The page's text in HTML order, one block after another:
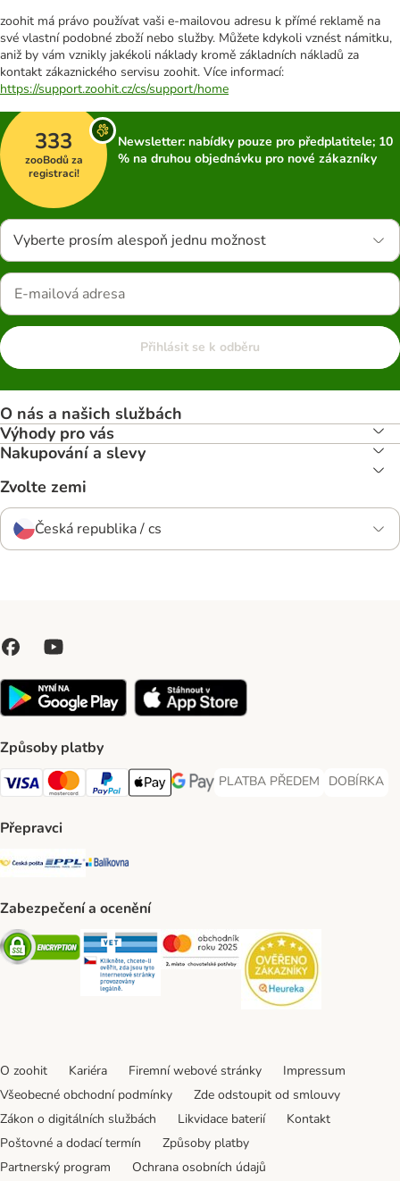
zoohit má právo používat vaši e-mailovou adresu k přímé reklamě na
své vlastní podobné zboží nebo služby. Můžete kdykoli vznést námitku,
aniž by vám vznikly jakékoli náklady kromě základních nákladů za
kontakt zákaznického servisu zoohit. Více informací:
https://support.zoohit.cz/cs/support/home
333
zooBodů za
registraci!
Newsletter: nabídky pouze pro předplatitele; 10
% na druhou objednávku pro nové zákazníky
Vyberte prosím alespoň jednu možnost
Přihlásit se k odběru
O nás a našich službách
Výhody pro vás
Nakupování a slevy
Zvolte zemi
Česká republika / cs
Způsoby platby
Visa Payment Method
Mastercard Payment Method
PayPal Payment Method
Apple pay Payment Method
GooglePay Payment Method
PLATBA PŘEDEM
PLATBA PŘEDEM Payment
DOBÍRKA
DOBÍRKA
Přepravci
Česká pošta Shipping Method
PPL Shipping Method
Balíkovna Shipping Method
Zabezpečení a ocenění
Security Security Security
O zoohit Kariéra Firemní webové stránky
Impressum
Všeobecné obchodní podmínky
Zde odstoupit od smlouvy
Zákon o digitálních službách
Likvidace baterií
Kontakt
Poštovné a dodací termín
Způsoby platby
Partnerský program
Ochrana osobních údajů